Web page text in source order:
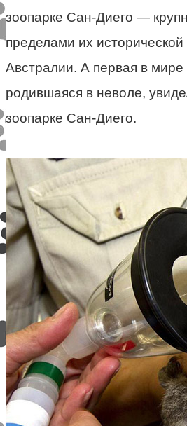
зоопарке Сан-Диего —
пределами их
Австралии. А первая в мире
родившаяся в неволе,
зоопарке Сан-Диего.